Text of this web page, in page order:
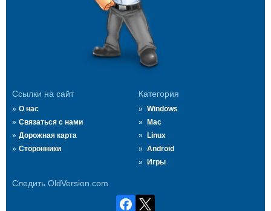
Ссылки на сайт
О нас
Связаться с нами
Дорожная карта
Сторонники
Категория
Windows
Mac
Linux
Android
Игры
Следить OldVersion.com